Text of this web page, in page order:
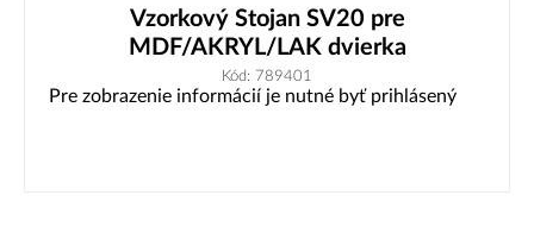
Vzorkový Stojan SV20 pre
MDF/AKRYL/LAK dvierka
Kód: 789401
Pre zobrazenie informácií je nutné byť prihlásený